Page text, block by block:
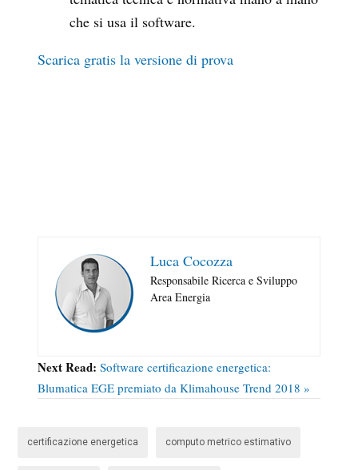
che si usa il software.
Scarica gratis la versione di prova
Luca Cocozza
Responsabile Ricerca e Sviluppo
Area Energia
Next Read: Software certificazione energetica:
Blumatica EGE premiato da Klimahouse Trend 2018 »
certificazione energetica computo metrico estimativo